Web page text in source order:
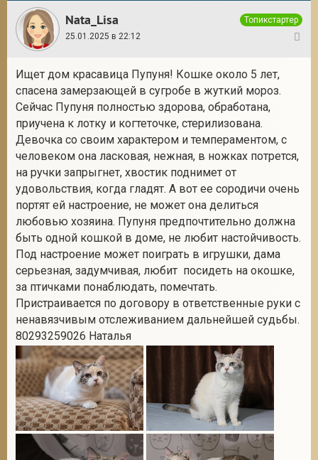
Nata_Lisa
Топикстартер
25.01.2025 в 22:12
Ищет дом красавица Пупуня! Кошке около 5 лет,
спасена замерзающей в сугробе в жуткий мороз.
Сейчас Пупуня полностью здорова, обработана,
приучена к лотку и когтеточке, стерилизована.
Девочка со своим характером и темпераментом, с
человеком она ласковая, нежная, в ножках потрется,
на ручки запрыгнет, хвостик поднимет от
удовольствия, когда гладят. А вот ее сородичи очень
портят ей настроение, не может она делиться
любовью хозяина. Пупуня предпочтительно должна
быть одной кошкой в доме, не любит настойчивость.
Под настроение может поиграть в игрушки, дама
серьезная, задумчивая, любит посидеть на окошке,
за птичками понаблюдать, помечтать.
Пристраивается по договору в ответственные руки с
ненавязчивым отслеживанием дальнейшей судьбы.
80293259026 Наталья